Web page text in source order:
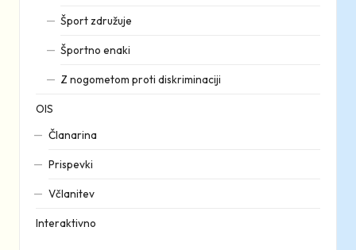
Šport združuje
Športno enaki
Z nogometom proti diskriminaciji
OIS
Članarina
Prispevki
Včlanitev
Interaktivno